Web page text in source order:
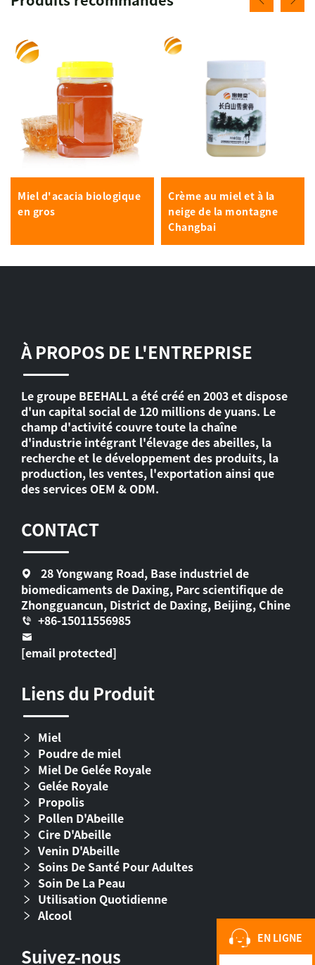
Miel d'acacia biologique
en gros
Crème au miel et à la
neige de la montagne
Changbai
EN LIGNE
À PROPOS DE L'ENTREPRISE
Le groupe BEEHALL a été créé en 2003 et dispose
d'un capital social de 120 millions de yuans. Le
champ d'activité couvre toute la chaîne
d'industrie intégrant l'élevage des abeilles, la
recherche et le développement des produits, la
production, les ventes, l'exportation ainsi que
des services OEM & ODM.
CONTACT
28 Yongwang Road, Base industriel de
biomedicaments de Daxing, Parc scientifique de
Zhongguancun, District de Daxing, Beijing, Chine
+86-15011556985
[email protected]
Liens du Produit
Miel
Poudre de miel
Miel De Gelée Royale
Gelée Royale
Propolis
Pollen D'Abeille
Cire D'Abeille
Venin D'Abeille
Soins De Santé Pour Adultes
Soin De La Peau
Utilisation Quotidienne
Alcool
Suivez-nous